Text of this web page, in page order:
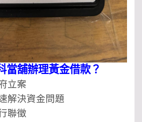
當舖辦理黃金借款？
立案
解決資金問題
聯徵